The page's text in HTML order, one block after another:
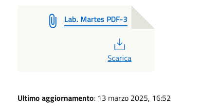
Lab. Martes PDF-3
Scarica
Ultimo aggiornamento: 13 marzo 2025, 16:52